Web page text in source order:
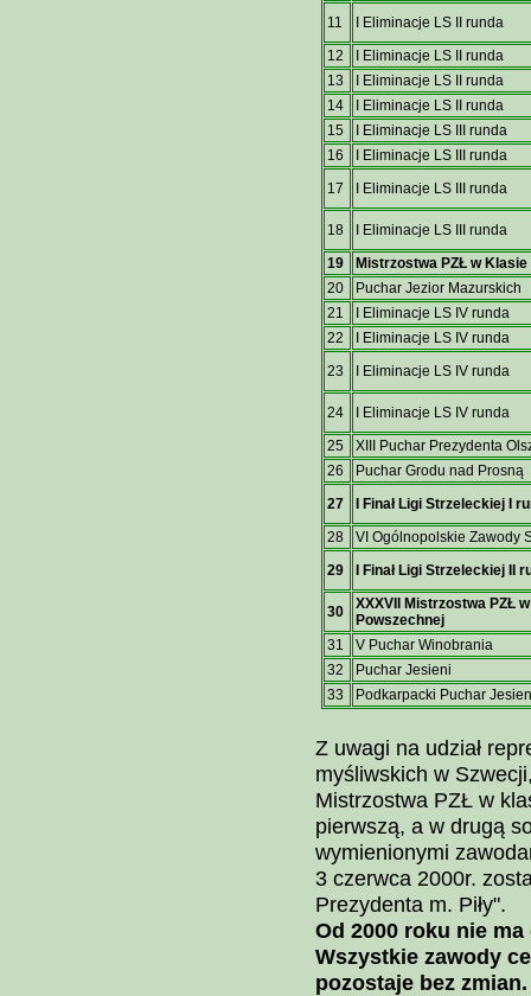
11
I Eliminacje LS II runda
12
I Eliminacje LS II runda
13
I Eliminacje LS II runda
14
I Eliminacje LS II runda
15
I Eliminacje LS III runda
16
I Eliminacje LS III runda
17
I Eliminacje LS III runda
18
I Eliminacje LS III runda
19
Mistrzostwa PZŁ w
20
Puchar Jezior Mazurskich
21
I Eliminacje LS IV runda
22
I Eliminacje LS IV runda
23
I Eliminacje LS IV runda
24
I Eliminacje LS IV runda
25
XIII Puchar Prezydenta
26
Puchar Grodu nad Prosną
27
I Finał Ligi Strzeleckiej I
28
VI Ogólnopolskie Zawody
29
I Finał Ligi Strzeleckiej II
30
XXXVII Mistrzostwa PZŁ
Powszechnej
31
V Puchar Winobrania
32
Puchar Jesieni
33
Podkarpacki Puchar
Z uwagi na udział
myśliwskich w
Mistrzostwa PZŁ w
pierwszą, a w drugą
wymienionymi
3 czerwca 2000r.
Prezydenta m. Piły".
Od 2000 roku nie
Wszystkie zawody
pozostaje bez